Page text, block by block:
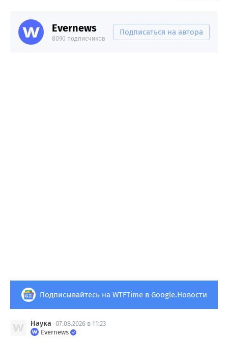
Evernews
8090 подписчиков
Подписаться на автора
Подписывайтесь на WTFTime в Google.Новости
Наука 07.08.2026 в 11:23
Evernews